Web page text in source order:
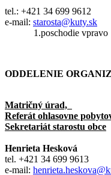
tel.: +421 34 699 9612
e-mail: starosta@kuty.sk
1.poschodie vpravo
ODDELENIE
Matričný úrad,
Referát ohlasovne
Sekretariát starostu obce
Henrieta Hesková
tel. +421 34 699 9613
e-mail: